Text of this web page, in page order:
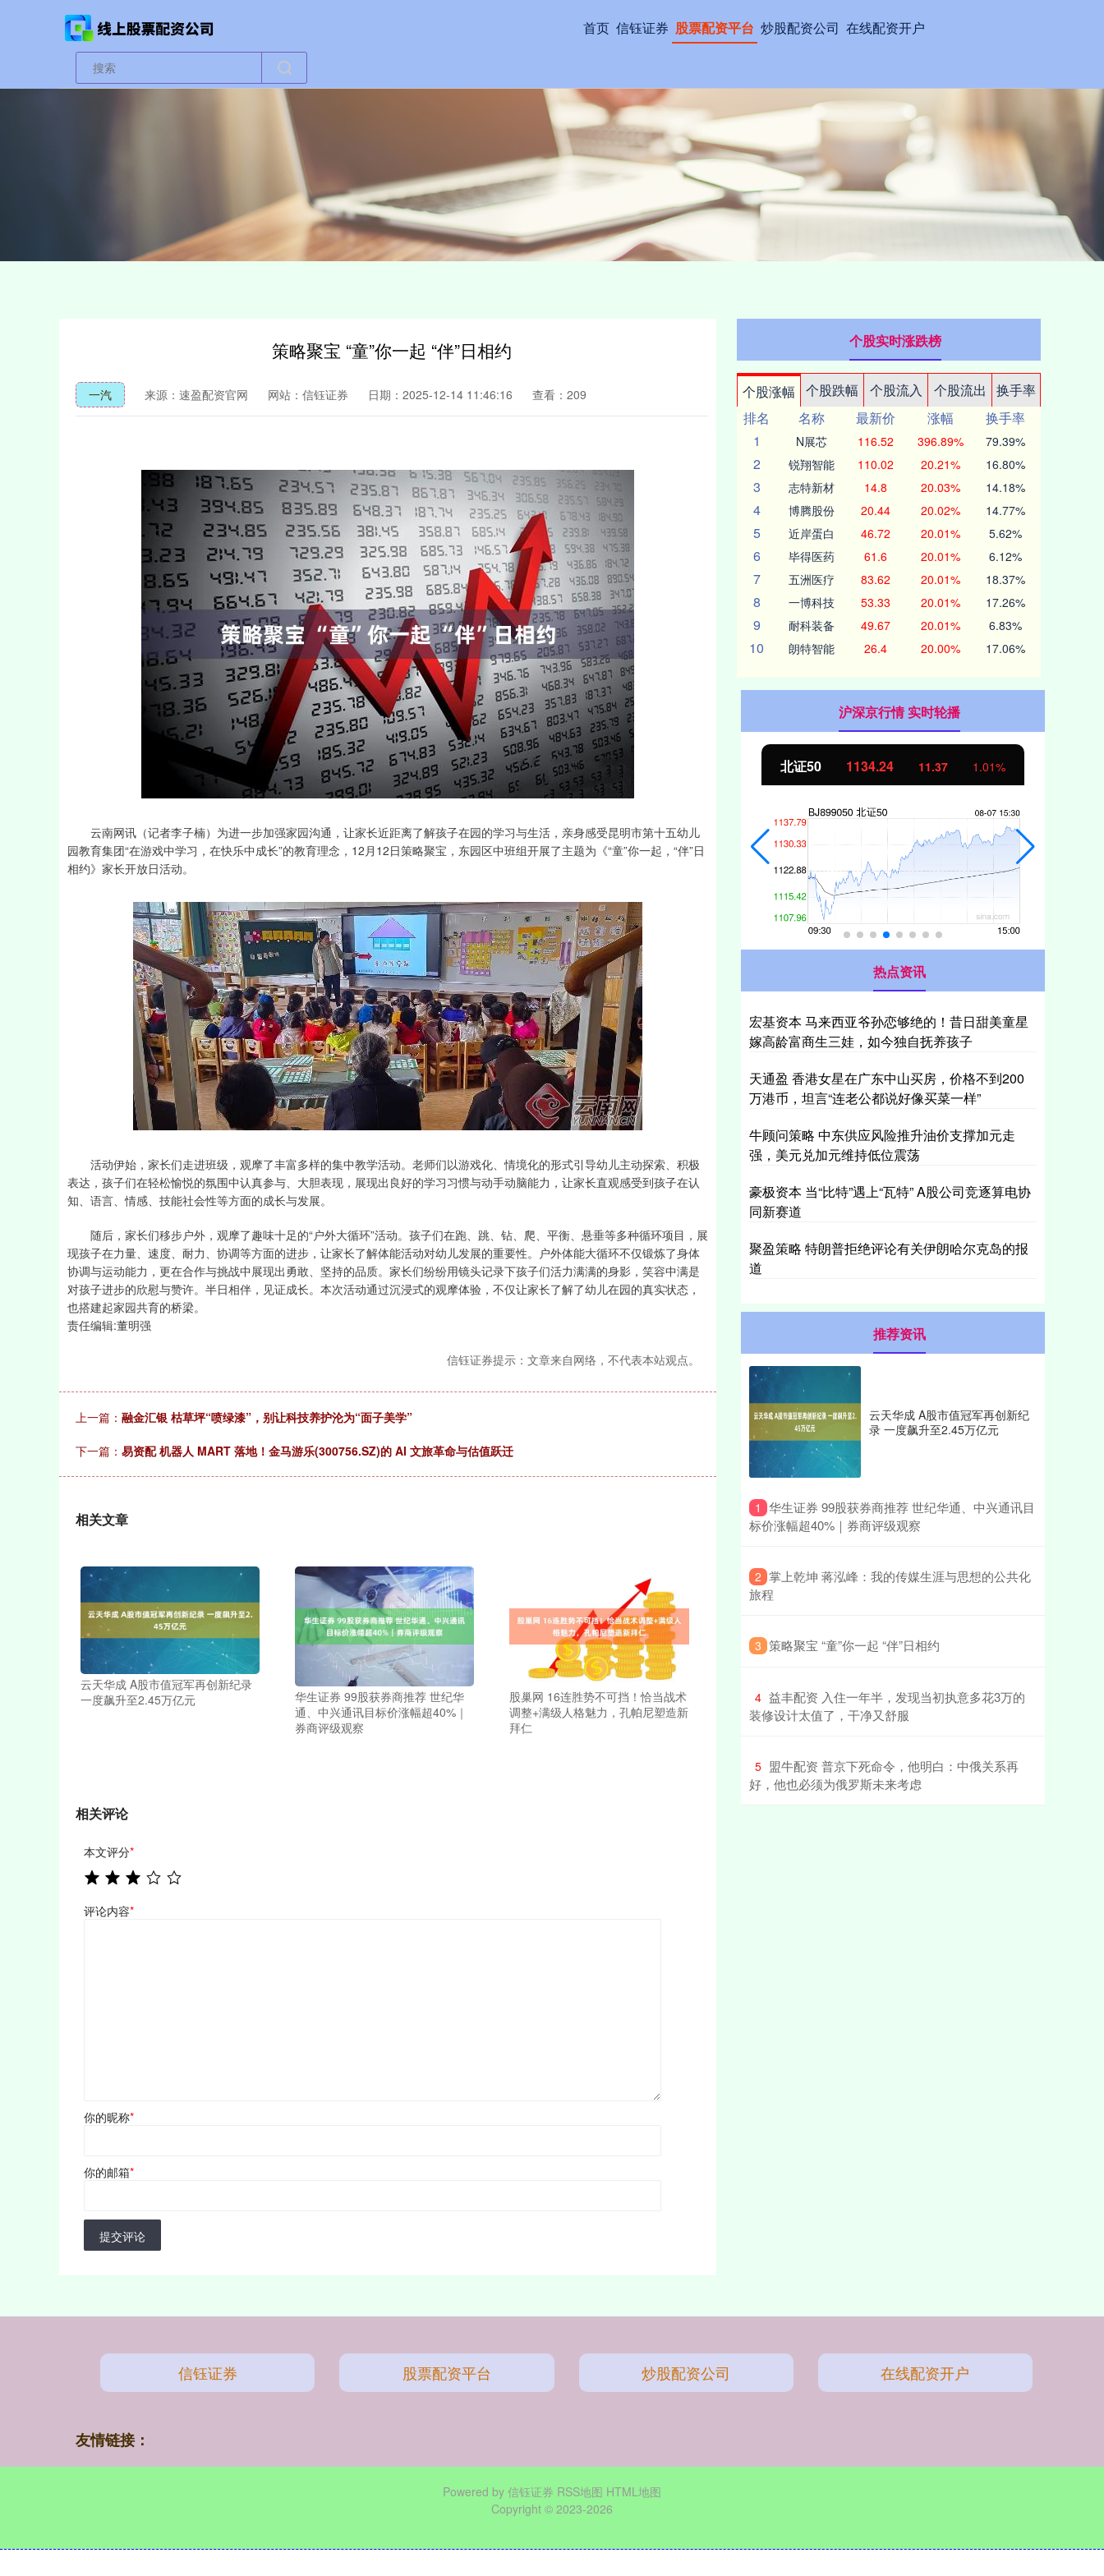
首页 信钰证券 股票配资平台 炒股配资公司 在线配资开户
策略聚宝 “童”你一起 “伴”日相约
一汽 来源：速盈配资官网 网站：信钰证券 日期：2025-12-14 11:46:16 查看：209
云南网讯（记者李子楠）为进一步加强家园沟通，让家长近距离了解孩子在园的学习与生活，亲身感受昆明市第十五幼儿
园教育集团“在游戏中学习，在快乐中成长”的教育理念，12月12日策略聚宝，东园区中班组开展了主题为《“童”你一起，“伴”日
相约》家长开放日活动。
活动伊始，家长们走进班级，观摩了丰富多样的集中教学活动。老师们以游戏化、情境化的形式引导幼儿主动探索、积极
表达，孩子们在轻松愉悦的氛围中认真参与、大胆表现，展现出良好的学习习惯与动手动脑能力，让家长直观感受到孩子在认
知、语言、情感、技能社会性等方面的成长与发展。
随后，家长们移步户外，观摩了趣味十足的“户外大循环”活动。孩子们在跑、跳、钻、爬、平衡、悬垂等多种循环项目，展
现孩子在力量、速度、耐力、协调等方面的进步，让家长了解体能活动对幼儿发展的重要性。户外体能大循环不仅锻炼了身体
协调与运动能力，更在合作与挑战中展现出勇敢、坚持的品质。家长们纷纷用镜头记录下孩子们活力满满的身影，笑容中满是
对孩子进步的欣慰与赞许。半日相伴，见证成长。本次活动通过沉浸式的观摩体验，不仅让家长了解了幼儿在园的真实状态，
也搭建起家园共育的桥梁。
责任编辑:董明强
信钰证券提示：文章来自网络，不代表本站观点。
上一篇： 融金汇银 枯草坪“喷绿漆”，别让科技养护沦为“面子美学”
下一篇： 易资配 机器人 MART 落地！金马游乐(300756.SZ)的 AI 文旅革命与估值跃迁
相关文章
云天华成 A股市值冠军再创新纪录
一度飙升至2.45万亿元
华生证券 99股获券商推荐 世纪华
通、中兴通讯目标价涨幅超40%｜
券商评级观察
股巢网 16连胜势不可挡！恰当战术
调整+满级人格魅力，孔帕尼塑造新
拜仁
相关评论
本文评分*
评论内容*
你的昵称*
你的邮箱*
提交评论
个股实时涨跌榜
个股涨幅 个股跌幅 个股流入 个股流出
换手率
排名
名称 最新价 涨幅
换手率
1
N展芯 116.52 396.89% 79.39%
2 锐翔智能 110.02 20.21% 16.80%
3 志特新材 14.8 20.03% 14.18%
4 博腾股份 20.44 20.02% 14.77%
5 近岸蛋白 46.72 20.01% 5.62%
6 毕得医药 61.6 20.01% 6.12%
7 五洲医疗 83.62 20.01% 18.37%
8 一博科技 53.33 20.01% 17.26%
9 耐科装备 49.67 20.01% 6.83%
10 朗特智能 26.4 20.00% 17.06%
沪深京行情 实时轮播
深证成指 14311.01 200.89 1.42% 沪深300 4694.44 43.13 北证50 1134.24 11.37 1.01%
热点资讯
宏基资本 马来西亚爷孙恋够绝的！昔日甜美童星
嫁高龄富商生三娃，如今独自抚养孩子
天通盈 香港女星在广东中山买房，价格不到200
万港币，坦言“连老公都说好像买菜一样”
牛顾问策略 中东供应风险推升油价支撑加元走
强，美元兑加元维持低位震荡
豪极资本 当“比特”遇上“瓦特” A股公司竞逐算电协
同新赛道
聚盈策略 特朗普拒绝评论有关伊朗哈尔克岛的报
道
推荐资讯
云天华成 A股市值冠军再创新纪
录 一度飙升至2.45万亿元
1 ​华生证券 99股获券商推荐 世纪华通、中兴通讯目
标价涨幅超40%｜券商评级观察
2 ​掌上乾坤 蒋泓峰：我的传媒生涯与思想的公共化
旅程
3 ​策略聚宝 “童”你一起 “伴”日相约
4 ​益丰配资 入住一年半，发现当初执意多花3万的
装修设计太值了，干净又舒服
5 ​盟牛配资 普京下死命令，他明白：中俄关系再
好，他也必须为俄罗斯未来考虑
信钰证券 股票配资平台 炒股配资公司 在线配资开户
友情链接：
Powered by 信钰证券 RSS地图 HTML地图
Copyright © 2023-2026